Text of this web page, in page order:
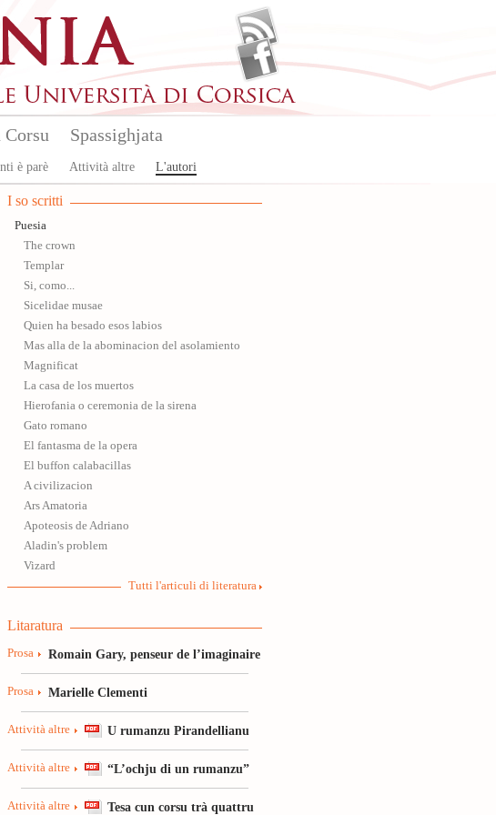
è parè Attività altre L'autori
Corsu Spassighjata
I so scritti
Puesia
The crown
Templar
Si, como...
Sicelidae musae
Quien ha besado esos labios
Mas alla de la abominacion del asolamiento
Magnificat
La casa de los muertos
Hierofania o ceremonia de la sirena
Gato romano
El fantasma de la opera
El buffon calabacillas
A civilizacion
Ars Amatoria
Apoteosis de Adriano
Aladin's problem
Vizard
Tutti l'articuli di literatura
Litaratura
Prosa Romain Gary, penseur de l’imaginaire
Prosa Marielle Clementi
Attività altre U rumanzu Pirandellianu
Attività altre “L’ochju di un rumanzu”
Attività altre Tesa cun corsu trà quattru